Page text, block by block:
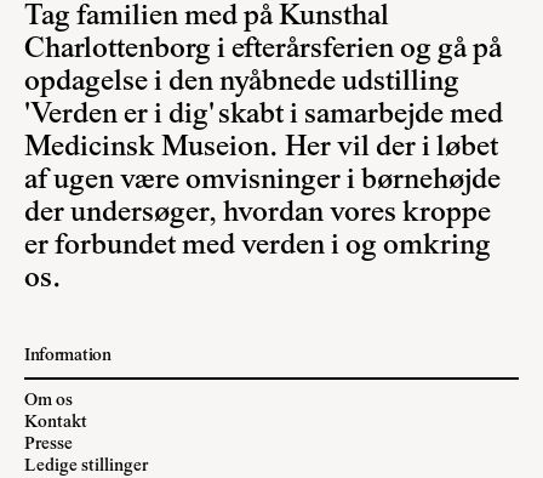
Tag familien med på Kunsthal
Charlottenborg i efterårsferien og gå på
opdagelse i den nyåbnede udstilling
'Verden er i dig' skabt i samarbejde med
Medicinsk Museion. Her vil der i løbet
af ugen være omvisninger i børnehøjde
der undersøger, hvordan vores kroppe
er forbundet med verden i og omkring
os.
Information
Om os
Kontakt
Presse
Ledige stillinger